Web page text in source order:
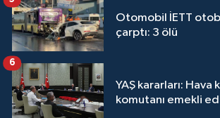
Otomobil İETT
çarptı: 3 ölü
YAŞ kararları: Hava
komutanı emekli
6